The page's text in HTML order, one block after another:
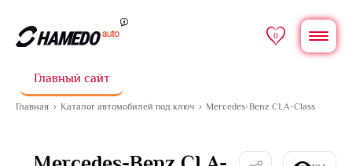
0
Главный сайт
Главная Каталог автомобилей под ключ Mercedes-Benz CLA-Class